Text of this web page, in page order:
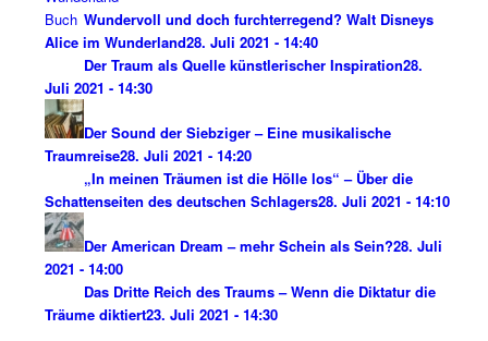
Wundervoll und doch furchterregend? Walt Disneys
Alice im Wunderland28. Juli 2021 - 14:40
Der Traum als Quelle künstlerischer Inspiration28.
Juli 2021 - 14:30
Der Sound der Siebziger – Eine musikalische
Traumreise28. Juli 2021 - 14:20
„In meinen Träumen ist die Hölle los“ – Über die
Schattenseiten des deutschen Schlagers28. Juli 2021 - 14:10
Der American Dream – mehr Schein als Sein?28. Juli
2021 - 14:00
Das Dritte Reich des Traums – Wenn die Diktatur die
Träume diktiert23. Juli 2021 - 14:30